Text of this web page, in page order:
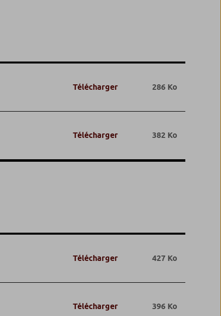
Télécharger 286 Ko
Télécharger 382 Ko
Télécharger 427 Ko
Télécharger 396 Ko